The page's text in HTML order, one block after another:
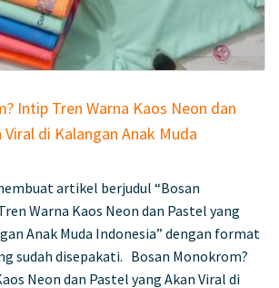
Intip Tren Warna Kaos Neon dan
di Kalangan Anak Muda
artikel berjudul “Bosan
Warna Kaos Neon dan Pastel yang
Anak Muda Indonesia” dengan format
sudah disepakati. Bosan Monokrom?
Neon dan Pastel yang Akan Viral di